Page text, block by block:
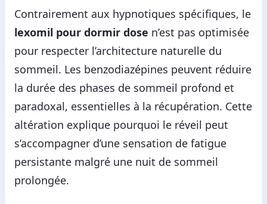
Contrairement aux hypnotiques spécifiques, le
lexomil pour dormir dose n’est pas optimisée
pour respecter l’architecture naturelle du
sommeil. Les benzodiazépines peuvent réduire
la durée des phases de sommeil profond et
paradoxal, essentielles à la récupération. Cette
altération explique pourquoi le réveil peut
s’accompagner d’une sensation de fatigue
persistante malgré une nuit de sommeil
prolongée.